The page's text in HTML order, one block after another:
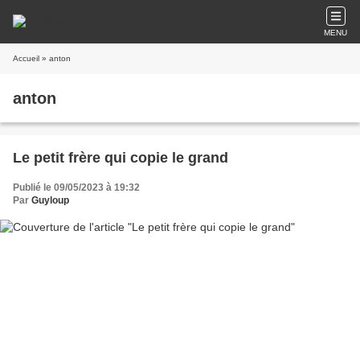
MENU
Accueil » anton
anton
Le petit frère qui copie le grand
Publié le 09/05/2023 à 19:32
Par Guyloup